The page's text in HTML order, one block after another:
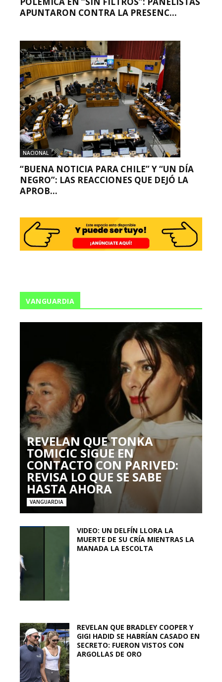
APUNTARON CONTRA LA PRESENC...
NACIONAL
“BUENA NOTICIA PARA CHILE” Y “UN DÍA
NEGRO”: LAS REACCIONES QUE DEJÓ LA
APROB...
VANGUARDIA
REVELAN QUE TONKA
TOMICIC SIGUE EN
CONTACTO CON PARIVED:
REVISA LO QUE SE SABE
HASTA AHORA
VANGUARDIA
VIDEO: UN DELFÍN LLORA LA
MUERTE DE SU CRÍA MIENTRAS LA
MANADA LA ESCOLTA
REVELAN QUE BRADLEY COOPER Y
GIGI HADID SE HABRÍAN CASADO EN
SECRETO: FUERON VISTOS CON
ARGOLLAS DE ORO